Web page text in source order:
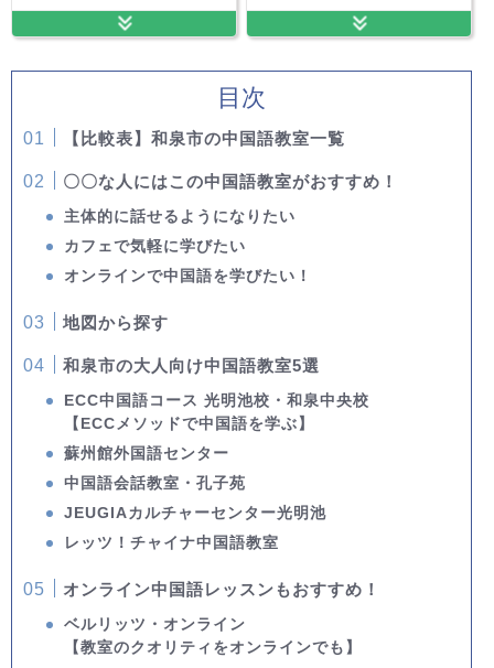
目次
【比較表】和泉市の中国語教室一覧
〇〇な人にはこの中国語教室がおすすめ！
主体的に話せるようになりたい
カフェで気軽に学びたい
オンラインで中国語を学びたい！
地図から探す
和泉市の大人向け中国語教室5選
ECC中国語コース 光明池校・和泉中央校
【ECCメソッドで中国語を学ぶ】
蘇州館外国語センター
中国語会話教室・孔子苑
JEUGIAカルチャーセンター光明池
レッツ！チャイナ中国語教室
オンライン中国語レッスンもおすすめ！
ベルリッツ・オンライン
【教室のクオリティをオンラインでも】